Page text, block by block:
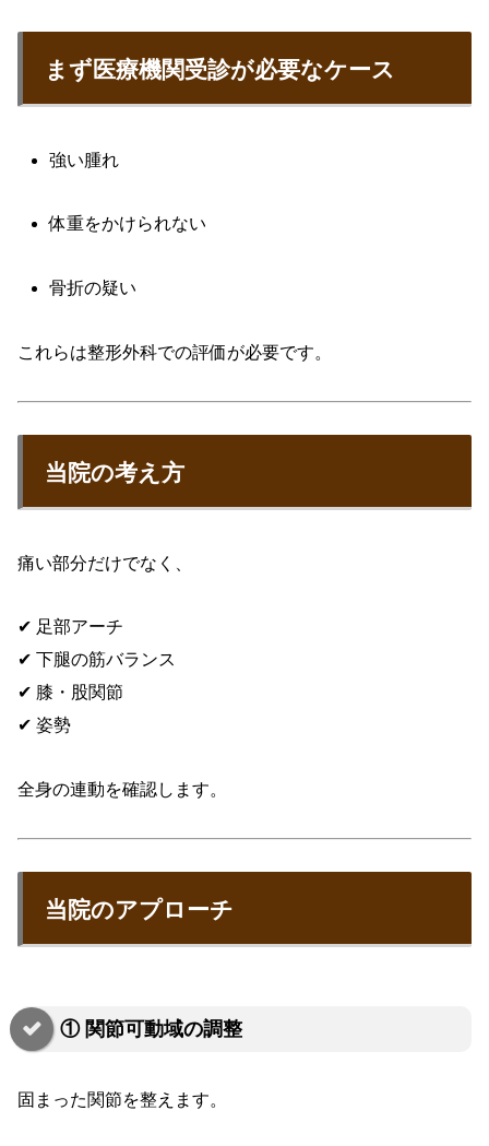
まず医療機関受診が必要なケース
強い腫れ
体重をかけられない
骨折の疑い
これらは整形外科での評価が必要です。
当院の考え方
痛い部分だけでなく、
✔ 足部アーチ
✔ 下腿の筋バランス
✔ 膝・股関節
✔ 姿勢
全身の連動を確認します。
当院のアプローチ
① 関節可動域の調整
固まった関節を整えます。